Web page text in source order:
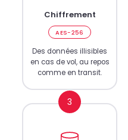
Chiffrement
AES-256
Des données illisibles
en cas de vol, au repos
comme en transit.
3